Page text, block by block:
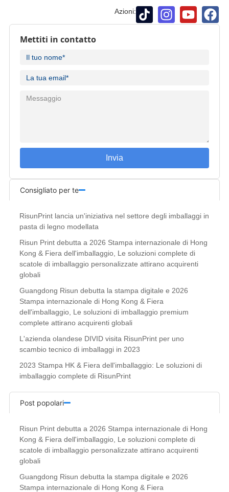
Azioni:
Mettiti in contatto
Invia
Consigliato per te
RisunPrint lancia un'iniziativa nel settore degli imballaggi in
pasta di legno modellata
Risun Print debutta a 2026 Stampa internazionale di Hong
Kong & Fiera dell'imballaggio, Le soluzioni complete di
scatole di imballaggio personalizzate attirano acquirenti
globali
Guangdong Risun debutta la stampa digitale e 2026
Stampa internazionale di Hong Kong & Fiera
dell'imballaggio, Le soluzioni di imballaggio premium
complete attirano acquirenti globali
L'azienda olandese DIVID visita RisunPrint per uno
scambio tecnico di imballaggi in 2023
2023 Stampa HK & Fiera dell'imballaggio: Le soluzioni di
imballaggio complete di RisunPrint
Post popolari
Risun Print debutta a 2026 Stampa internazionale di Hong
Kong & Fiera dell'imballaggio, Le soluzioni complete di
scatole di imballaggio personalizzate attirano acquirenti
globali
Guangdong Risun debutta la stampa digitale e 2026
Stampa internazionale di Hong Kong & Fiera